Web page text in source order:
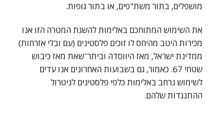
מושפלים, בתור משת"פים, או בתור גופות.
את השימוש המתוחכם באלימות להשגת המטרה הזו אנו
מכירות היטב מהיחס לו זוכים פלסטינים (עם ובלי אזרחות)
ממדינת ישראל, מאז היווסדה וביתר־שאת מאז כיבוש
שטחי 67. כאמור, גם בשבועות האחרונים אנו עדים
לשימוש נרחב באלימות כלפי פלסטינים לניטרול
ההתנגדות שלהם.